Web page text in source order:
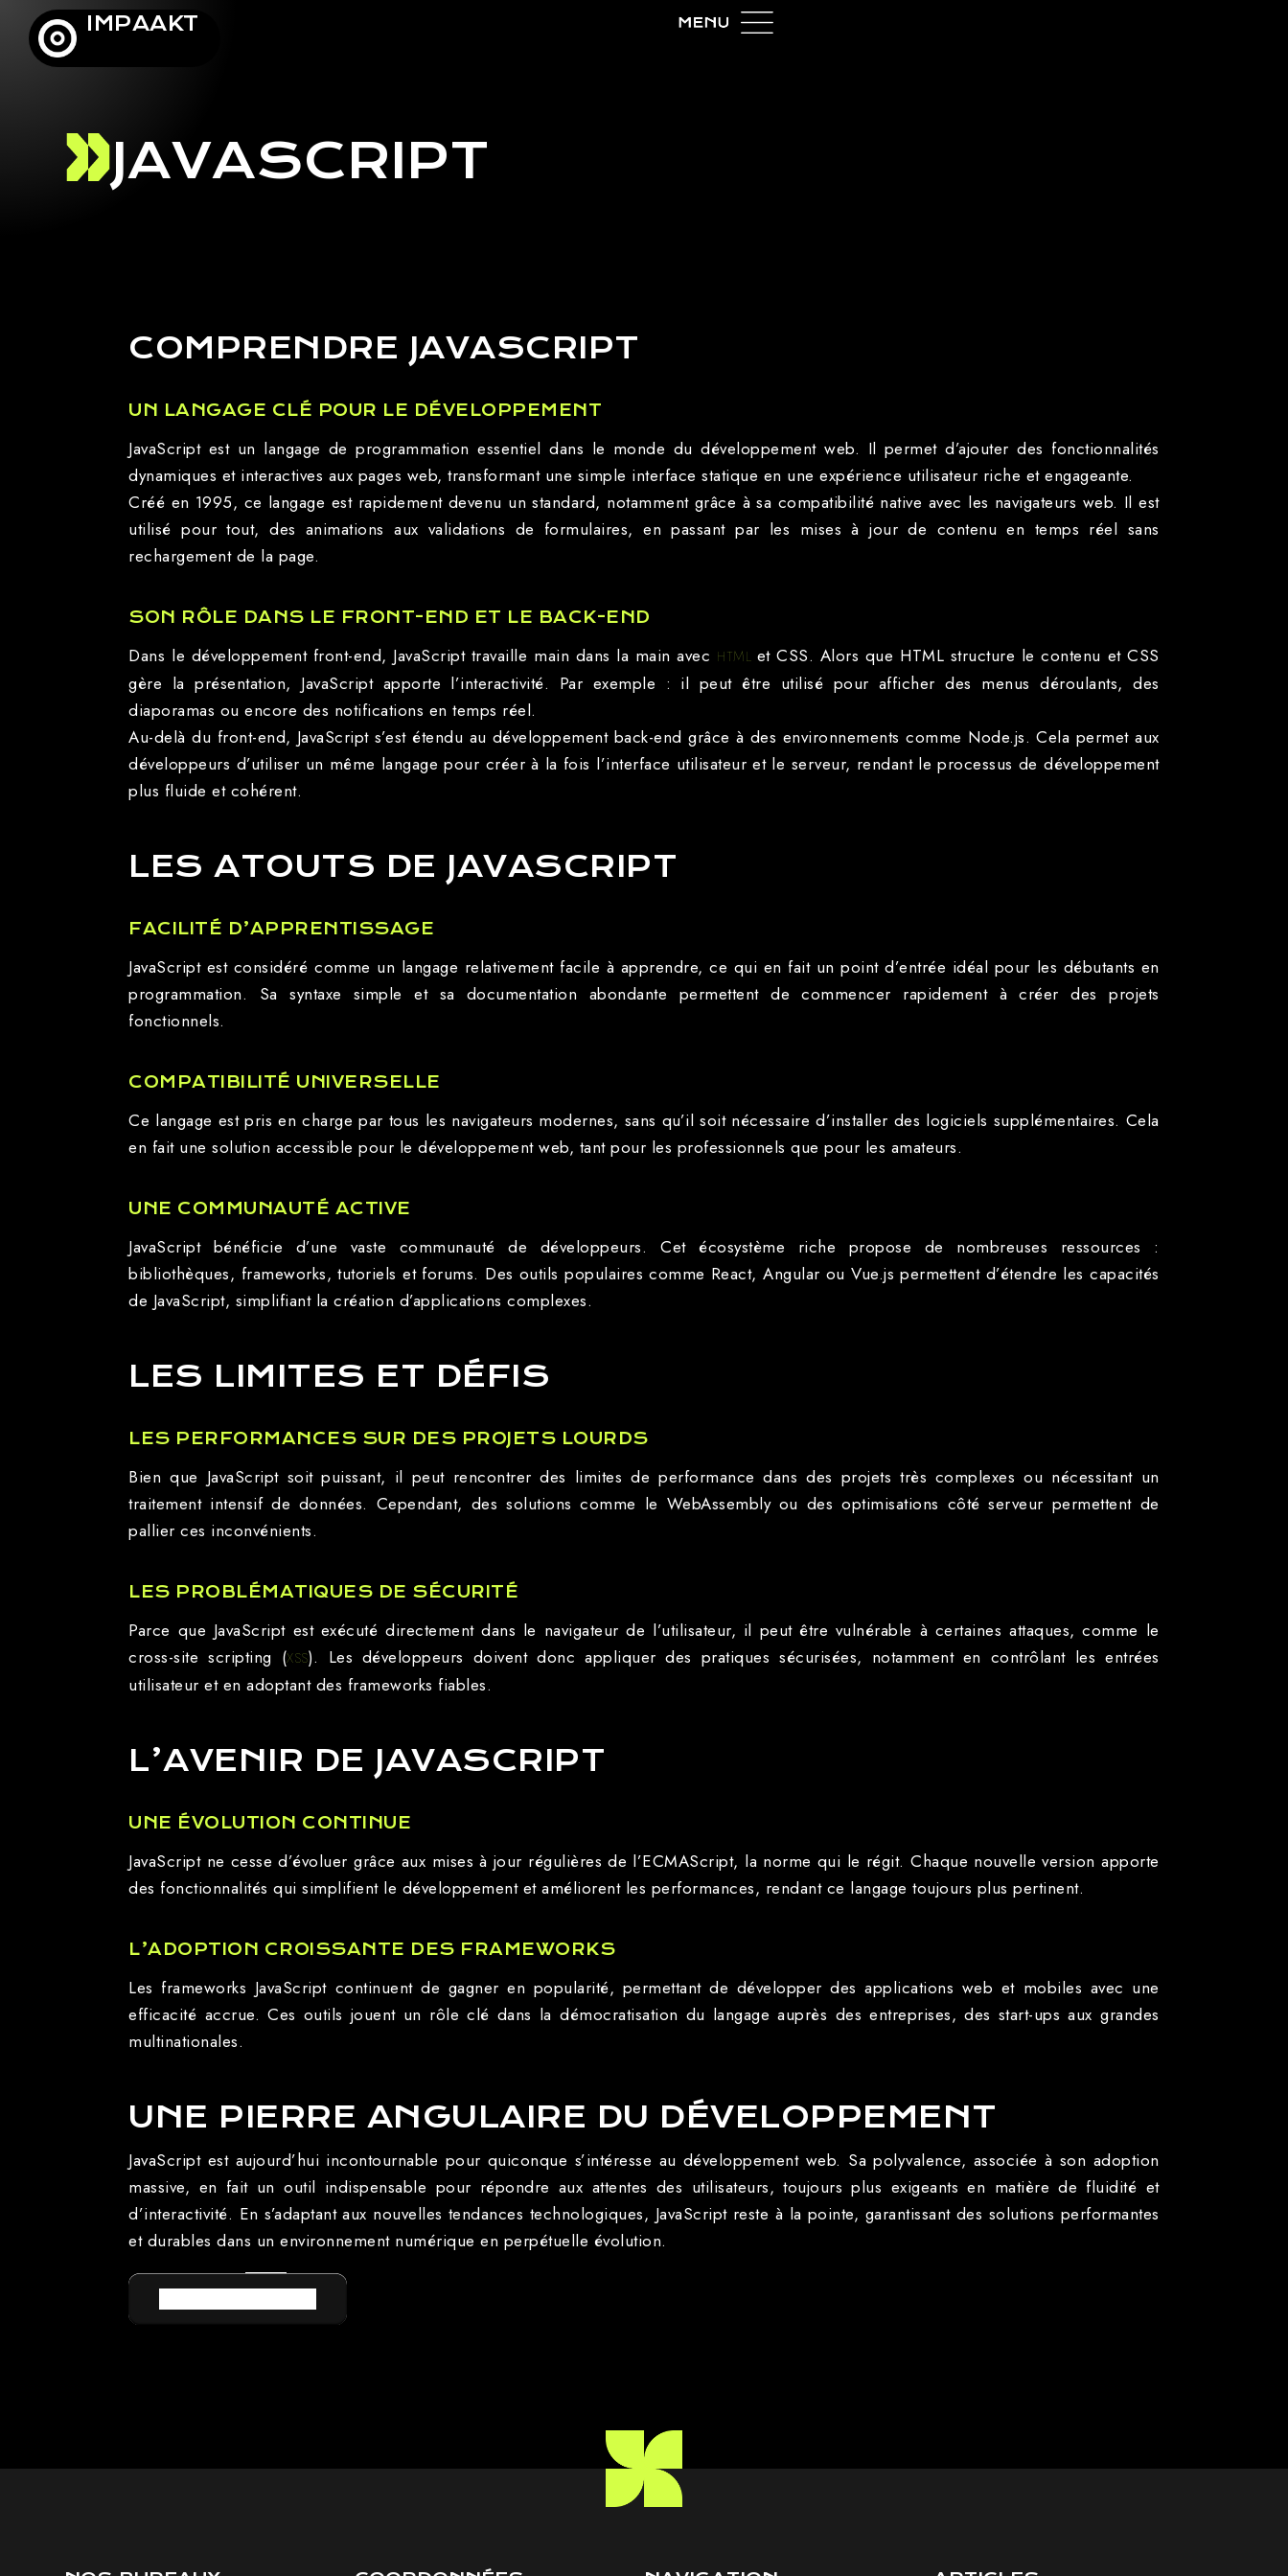
IMPAAKT
JAVASCRIPT
COMPRENDRE JAVASCRIPT
UN LANGAGE CLÉ POUR LE DÉVELOPPEMENT
JavaScript est un langage de programmation essentiel dans le monde du développement web. Il permet d’ajouter des fonctionnalités
dynamiques et interactives aux pages web, transformant une simple interface statique en une expérience utilisateur riche et engageante.
Créé en 1995, ce langage est rapidement devenu un standard, notamment grâce à sa compatibilité native avec les navigateurs web. Il est
utilisé pour tout, des animations aux validations de formulaires, en passant par les mises à jour de contenu en temps réel sans
rechargement de la page.
SON RÔLE DANS LE FRONT-END ET LE BACK-END
Dans le développement front-end, JavaScript travaille main dans la main avec HTML et CSS. Alors que HTML structure le contenu et CSS
gère la présentation, JavaScript apporte l’interactivité. Par exemple : il peut être utilisé pour afficher des menus déroulants, des
diaporamas ou encore des notifications en temps réel.
Au-delà du front-end, JavaScript s’est étendu au développement back-end grâce à des environnements comme Node.js. Cela permet aux
développeurs d’utiliser un même langage pour créer à la fois l’interface utilisateur et le serveur, rendant le processus de développement
plus fluide et cohérent.
LES ATOUTS DE JAVASCRIPT
FACILITÉ D’APPRENTISSAGE
JavaScript est considéré comme un langage relativement facile à apprendre, ce qui en fait un point d’entrée idéal pour les débutants en
programmation. Sa syntaxe simple et sa documentation abondante permettent de commencer rapidement à créer des projets
fonctionnels.
COMPATIBILITÉ UNIVERSELLE
Ce langage est pris en charge par tous les navigateurs modernes, sans qu’il soit nécessaire d’installer des logiciels supplémentaires. Cela
en fait une solution accessible pour le développement web, tant pour les professionnels que pour les amateurs.
UNE COMMUNAUTÉ ACTIVE
JavaScript bénéficie d’une vaste communauté de développeurs. Cet écosystème riche propose de nombreuses ressources :
bibliothèques, frameworks, tutoriels et forums. Des outils populaires comme React, Angular ou Vue.js permettent d’étendre les capacités
de JavaScript, simplifiant la création d’applications complexes.
LES LIMITES ET DÉFIS
LES PERFORMANCES SUR DES PROJETS LOURDS
Bien que JavaScript soit puissant, il peut rencontrer des limites de performance dans des projets très complexes ou nécessitant un
traitement intensif de données. Cependant, des solutions comme le WebAssembly ou des optimisations côté serveur permettent de
pallier ces inconvénients.
LES PROBLÉMATIQUES DE SÉCURITÉ
Parce que JavaScript est exécuté directement dans le navigateur de l’utilisateur, il peut être vulnérable à certaines attaques, comme le
cross-site scripting (XSS). Les développeurs doivent donc appliquer des pratiques sécurisées, notamment en contrôlant les entrées
utilisateur et en adoptant des frameworks fiables.
L’AVENIR DE JAVASCRIPT
UNE ÉVOLUTION CONTINUE
JavaScript ne cesse d’évoluer grâce aux mises à jour régulières de l’ECMAScript, la norme qui le régit. Chaque nouvelle version apporte
des fonctionnalités qui simplifient le développement et améliorent les performances, rendant ce langage toujours plus pertinent.
L’ADOPTION CROISSANTE DES FRAMEWORKS
Les frameworks JavaScript continuent de gagner en popularité, permettant de développer des applications web et mobiles avec une
efficacité accrue. Ces outils jouent un rôle clé dans la démocratisation du langage auprès des entreprises, des start-ups aux grandes
multinationales.
UNE PIERRE ANGULAIRE DU DÉVELOPPEMENT
JavaScript est aujourd’hui incontournable pour quiconque s’intéresse au développement web. Sa polyvalence, associée à son adoption
massive, en fait un outil indispensable pour répondre aux attentes des utilisateurs, toujours plus exigeants en matière de fluidité et
d’interactivité. En s’adaptant aux nouvelles tendances technologiques, JavaScript reste à la pointe, garantissant des solutions performantes
et durables dans un environnement numérique en perpétuelle évolution.